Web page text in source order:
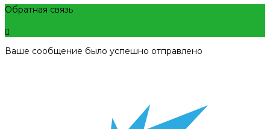
Обратная связь
Ваше сообщение было успешно отправлено